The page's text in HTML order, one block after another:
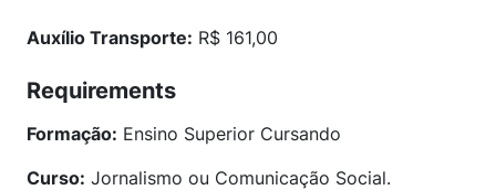
Auxílio Transporte: R$ 161,00
Requirements
Formação: Ensino Superior Cursando
Curso: Jornalismo ou Comunicação Social.